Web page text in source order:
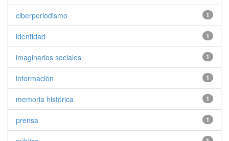
1
ciberperiodismo
1
identidad
1
imaginarios sociales
1
información
1
memoria histórica
1
prensa